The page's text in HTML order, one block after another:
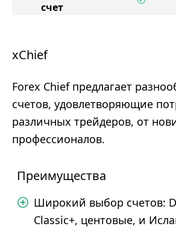
счет
xChief
Forex Chief предлагает
счетов, удовлетворяющие
различных трейдеров, от
профессионалов.
Преимущества
Широкий выбор счетов:
Classic+, центовые, и